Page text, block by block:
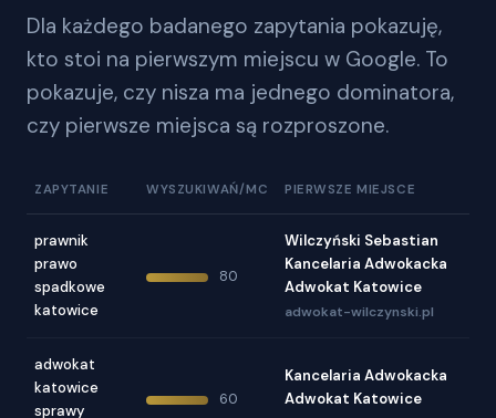
Dla każdego badanego zapytania pokazuję,
kto stoi na pierwszym miejscu w Google. To
pokazuje, czy nisza ma jednego dominatora,
czy pierwsze miejsca są rozproszone.
ZAPYTANIE WYSZUKIWAŃ/MC PIERWSZE MIEJSCE
prawnik
prawo
spadkowe
katowice
80
Wilczyński Sebastian
Kancelaria Adwokacka
Adwokat Katowice
adwokat-wilczynski.pl
adwokat
katowice
sprawy
60
Kancelaria Adwokacka
Adwokat Katowice